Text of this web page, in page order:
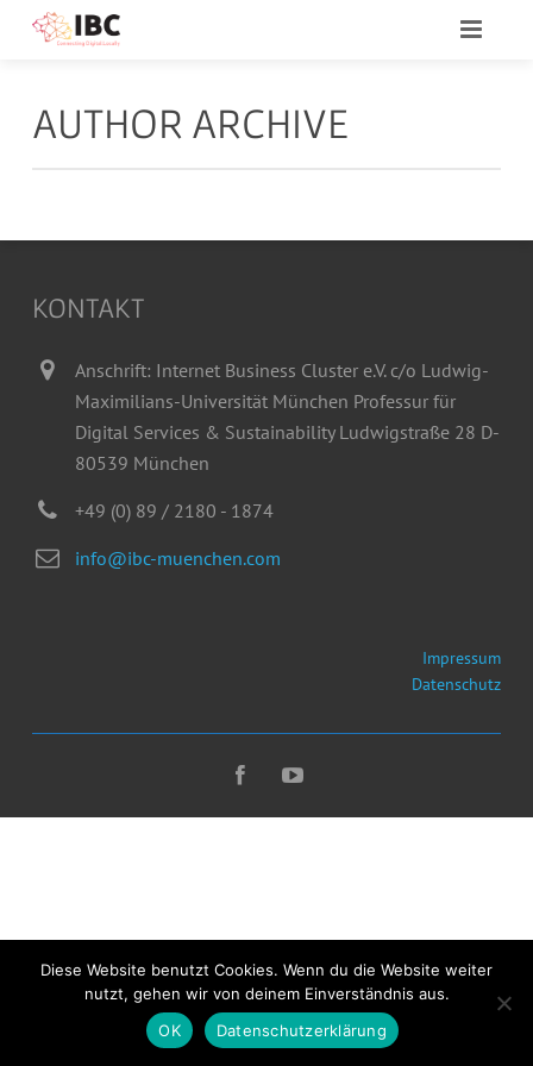
AUTHOR ARCHIVE
KONTAKT
Anschrift: Internet Business Cluster e.V. c/o Ludwig-
Maximilians-Universität München Professur für
Digital Services & Sustainability Ludwigstraße 28 D-
80539 München
+49 (0) 89 / 2180 - 1874
info@ibc-muenchen.com
Impressum
Datenschutz
Diese Website benutzt Cookies. Wenn du die Website weiter
nutzt, gehen wir von deinem Einverständnis aus.
OK
Datenschutzerklärung